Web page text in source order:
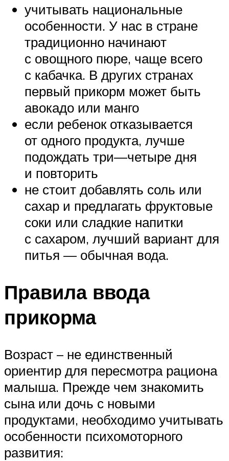
учитывать национальные
особенности. У нас в стране
традиционно начинают
с овощного пюре, чаще всего
с кабачка. В других странах
первый прикорм может быть
авокадо или манго
если ребенок отказывается
от одного продукта, лучше
подождать три—четыре дня
и повторить
не стоит добавлять соль или
сахар и предлагать фруктовые
соки или сладкие напитки
с сахаром, лучший вариант для
питья — обычная вода.
Правила ввода
прикорма
Возраст – не единственный
ориентир для пересмотра рациона
малыша. Прежде чем знакомить
сына или дочь с новыми
продуктами, необходимо учитывать
особенности психомоторного
развития: